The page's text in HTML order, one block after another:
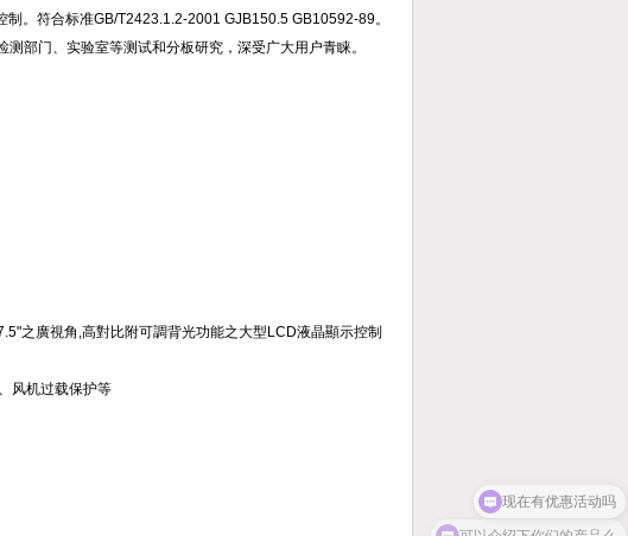
。符合标准GB/T2423.1.2-2001 GJB150.5 GB10592-89。
部门、实验室等测试和分板研究，深受广大用户青睐。
之廣視角,高對比附可調背光功能之大型LCD液晶顯示控制
风机过载保护等
可以介绍下你们的产品么